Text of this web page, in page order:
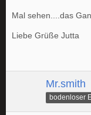
Mal sehen....das
Liebe Grüße Jutta
Mr.smith